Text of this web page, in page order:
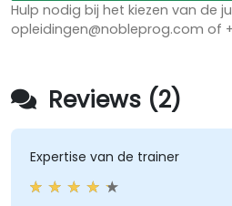
Hulp nodig bij het kiezen van de
opleidingen@nobleprog.com of
Reviews (2)
Expertise van de trainer